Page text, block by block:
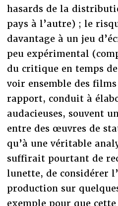
hasards de la
pays à l’autre) ; le
davantage à un jeu
peu expérimental
du critique en temps
voir ensemble des films
rapport, conduit à
audacieuses, souvent
entre des œuvres de
qu’à une véritable
suffirait pourtant de
lunette, de considérer
production sur
exemple pour que